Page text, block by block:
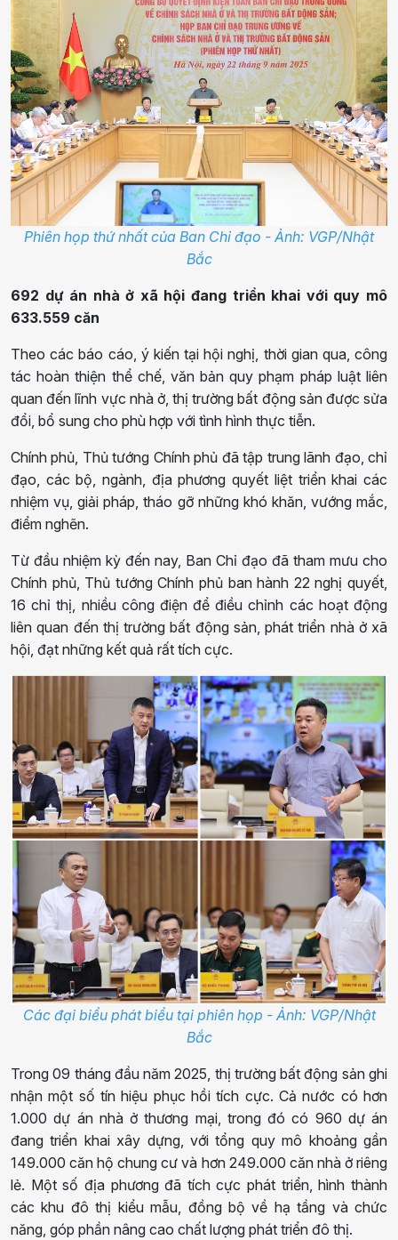
Phiên họp thứ nhất của Ban Chỉ đạo - Ảnh: VGP/Nhật
Bắc
692 dự án nhà ở xã hội đang triển khai với quy mô
633.559 căn
Theo các báo cáo, ý kiến tại hội nghị, thời gian qua, công
tác hoàn thiện thể chế, văn bản quy phạm pháp luật liên
quan đến lĩnh vực nhà ở, thị trường bất động sản được sửa
đổi, bổ sung cho phù hợp với tình hình thực tiễn.
Chính phủ, Thủ tướng Chính phủ đã tập trung lãnh đạo, chỉ
đạo, các bộ, ngành, địa phương quyết liệt triển khai các
nhiệm vụ, giải pháp, tháo gỡ những khó khăn, vướng mắc,
điểm nghẽn.
Từ đầu nhiệm kỳ đến nay, Ban Chỉ đạo đã tham mưu cho
Chính phủ, Thủ tướng Chính phủ ban hành 22 nghị quyết,
16 chỉ thị, nhiều công điện để điều chỉnh các hoạt động
liên quan đến thị trường bất động sản, phát triển nhà ở xã
hội, đạt những kết quả rất tích cực.
Các đại biểu phát biểu tại phiên họp - Ảnh: VGP/Nhật
Bắc
Trong 09 tháng đầu năm 2025, thị trường bất động sản ghi
nhận một số tín hiệu phục hồi tích cực. Cả nước có hơn
1.000 dự án nhà ở thương mại, trong đó có 960 dự án
đang triển khai xây dựng, với tổng quy mô khoảng gần
149.000 căn hộ chung cư và hơn 249.000 căn nhà ở riêng
lẻ. Một số địa phương đã tích cực phát triển, hình thành
các khu đô thị kiểu mẫu, đồng bộ về hạ tầng và chức
năng, góp phần nâng cao chất lượng phát triển đô thị.